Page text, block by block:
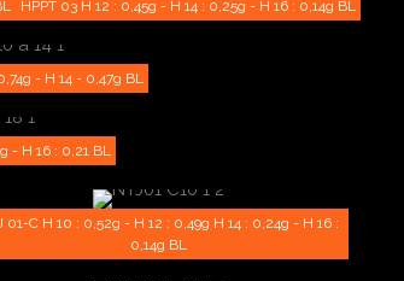
HPPT 03 H 12 : 0,45g - H 14 : 0,25g - H 16 : 0,14g BL
- H 14 - 0,47g BL
- H 16 : 0,21 BL
01-C H 10 : 0,52g - H 12 : 0,49g H 14 : 0,24g - H 16 :
0,14g BL